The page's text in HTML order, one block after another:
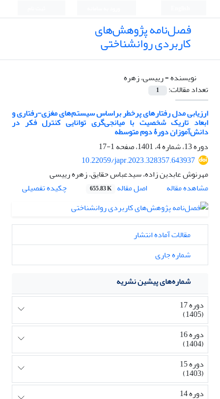
فصل‌نامه پژوهش‌های
کاربردی روانشناختی
نویسنده =رییسی، زهره
تعداد مقالات:
1
ارزیابی مدل رفتارهای پرخطر براساس سیستم‌های مغزی-رفتاری و
ابعاد تاریک شخصیت با میانجی‌گری توانایی کنترل فکر در
دانش‌آموزان دورۀ دوم متوسطه
دوره 13، شماره 4، 1401، صفحه
1-17
10.22059/japr.2023.328357.643937
مهرنوش عابدین زاده، سیدعباس حقایق، زهره رییسی
مشاهده مقاله
اصل مقاله 655.83 K چکیده تفصیلی
مقالات آماده انتشار
شماره جاری
شماره‌های پیشین نشریه
دوره 17
(1405)
دوره 16
(1404)
دوره 15
(1403)
دوره 14